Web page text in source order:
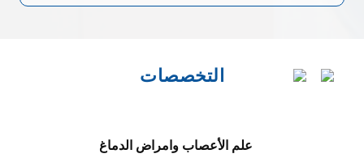
التخصصات
علم الأعصاب وامراض الدماغ